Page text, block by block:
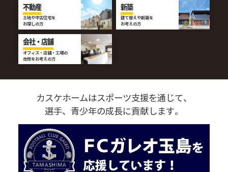
不動産
土地や中古住宅を
お探しの方
新築
建て替えや新築を
お考えの方
会社・店舗
オフィス・店舗・工場の
改修をお考えの方
カスケホームはスポーツ支援を通じて、
選手、青少年の成長に貢献します。